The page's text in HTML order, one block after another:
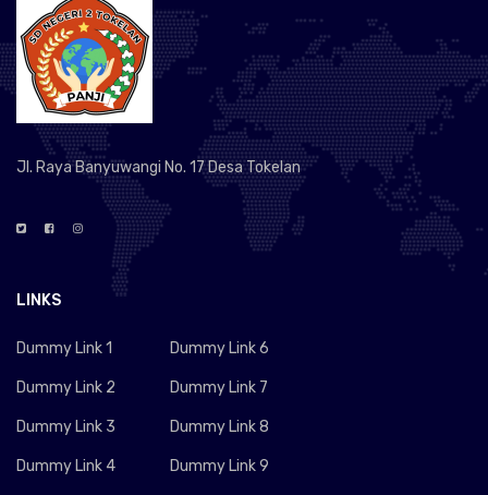
Jl. Raya Banyuwangi No. 17 Desa Tokelan
LINKS
Dummy Link 1
Dummy Link 2
Dummy Link 3
Dummy Link 4
Dummy Link 6
Dummy Link 7
Dummy Link 8
Dummy Link 9